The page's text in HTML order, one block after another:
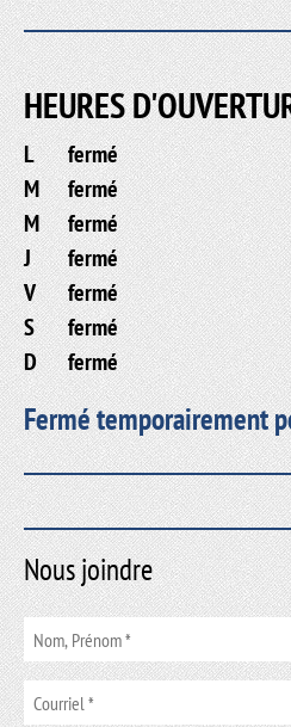
HEURES
L
fermé
M
fermé
M
fermé
J
fermé
V
fermé
S
fermé
D
fermé
Fermé temporairement
Nous joindre